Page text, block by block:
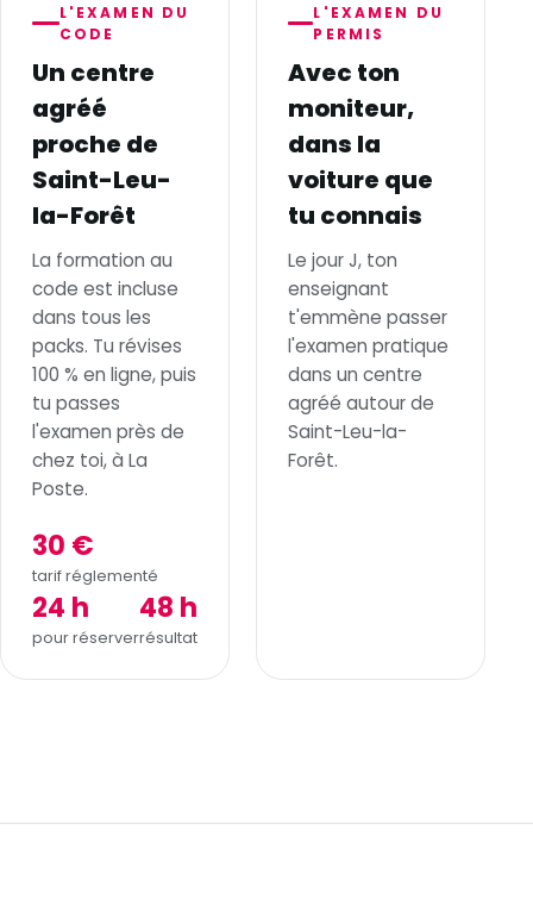
L'EXAMEN DU
CODE
Un centre
agréé
proche de
Saint-Leu-
la-Forêt
La formation au
code est incluse
dans tous les
packs. Tu révises
100 % en ligne, puis
tu passes
l'examen près de
chez toi, à La
Poste.
30 €
tarif réglementé
24 h
pour réserver
48 h
résultat
L'EXAMEN DU
PERMIS
Avec ton
moniteur,
dans la
voiture que
tu connais
Le jour J, ton
enseignant
t'emmène passer
l'examen pratique
dans un centre
agréé autour de
Saint-Leu-la-
Forêt.